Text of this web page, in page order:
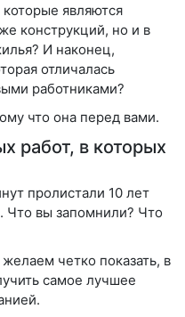
являются
конструкций, но и в
И наконец,
отличалась
работниками?
что она перед вами.
работ, в которых
пролистали 10 лет
Что вы запомнили? Что
четко показать, в
самое лучшее